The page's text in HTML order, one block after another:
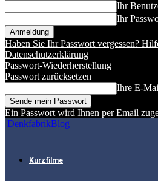
Ihr
Ihr
Haben Sie Ihr Passwort vergessen?
Datenschutzerklärung
Passwort-Wiederherstellung
Passwort zurücksetzen
Ihre E-
Ein Passwort wird Ihnen per Email
DenkfabrikBlog
Kurzfilme